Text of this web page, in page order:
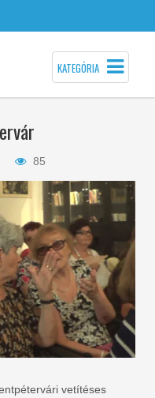
KATEGÓRIA
85
vetítéses